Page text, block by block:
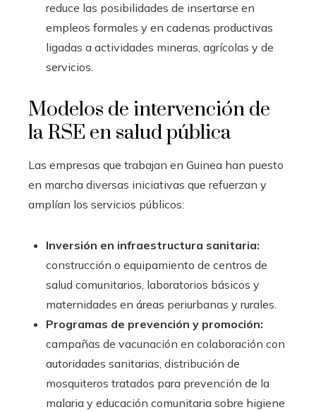
reduce las posibilidades de insertarse en
empleos formales y en cadenas productivas
ligadas a actividades mineras, agrícolas y de
servicios.
Modelos de intervención de
la RSE en salud pública
Las empresas que trabajan en Guinea han puesto
en marcha diversas iniciativas que refuerzan y
amplían los servicios públicos:
Inversión en infraestructura sanitaria:
construcción o equipamiento de centros de
salud comunitarios, laboratorios básicos y
maternidades en áreas periurbanas y rurales.
Programas de prevención y promoción:
campañas de vacunación en colaboración con
autoridades sanitarias, distribución de
mosquiteros tratados para prevención de la
malaria y educación comunitaria sobre higiene